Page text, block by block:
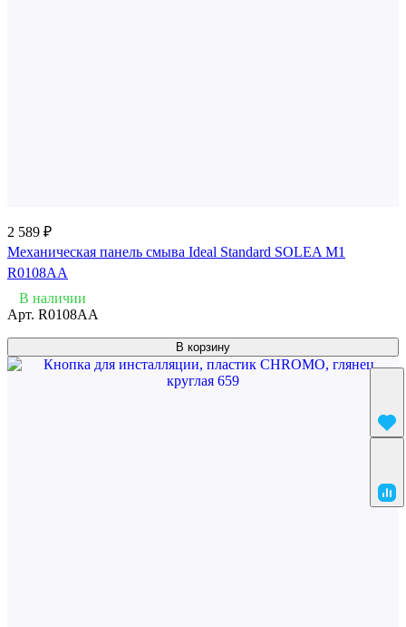
2 589 ₽
Механическая панель смыва Ideal Standard SOLEA M1
R0108AA
В наличии
Арт. R0108AA
В корзину